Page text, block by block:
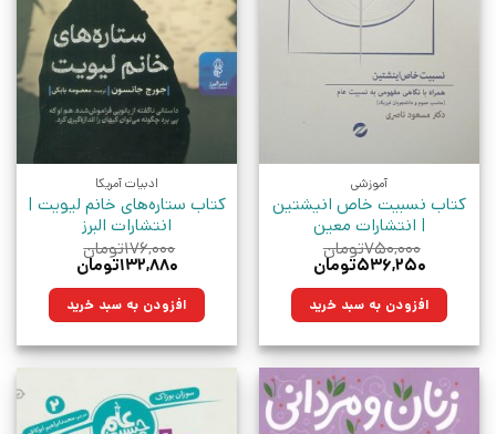
آموزشی
کتاب نسبیت خاص انیشتین
| انتشارات معین
۷۵۰,۰۰۰تومان
قیمت
۷۵۰,۰۰۰تومان
بود.
۵۳۶,۲۵۰تومان
۵۳۶,۲۵۰تومان.افزودن به سبد خرید
ادبیات آمریکا
کتاب ستاره‌های خانم لیویت |
انتشارات البرز
۱۷۶,۰۰۰تومان
قیمت
۱۷۶,۰۰۰تومان
بود.
۱۳۲,۸۸۰تومان
۱۳۲,۸۸۰تومان.افزودن به سبد خرید